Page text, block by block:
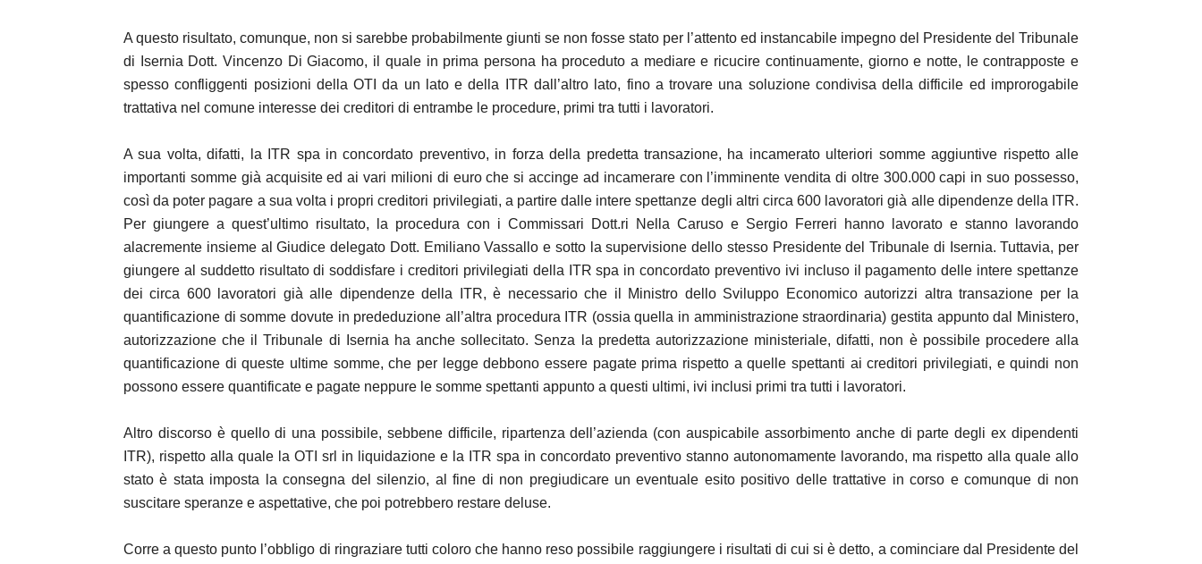
A questo risultato, comunque, non si sarebbe probabilmente giunti se non fosse stato per l’attento ed instancabile impegno del Presidente del Tribunale
di Isernia Dott. Vincenzo Di Giacomo, il quale in prima persona ha proceduto a mediare e ricucire continuamente, giorno e notte, le contrapposte e
spesso confliggenti posizioni della OTI da un lato e della ITR dall’altro lato, fino a trovare una soluzione condivisa della difficile ed improrogabile
trattativa nel comune interesse dei creditori di entrambe le procedure, primi tra tutti i lavoratori.
A sua volta, difatti, la ITR spa in concordato preventivo, in forza della predetta transazione, ha incamerato ulteriori somme aggiuntive rispetto alle
importanti somme già acquisite ed ai vari milioni di euro che si accinge ad incamerare con l’imminente vendita di oltre 300.000 capi in suo possesso,
così da poter pagare a sua volta i propri creditori privilegiati, a partire dalle intere spettanze degli altri circa 600 lavoratori già alle dipendenze della ITR.
Per giungere a quest’ultimo risultato, la procedura con i Commissari Dott.ri Nella Caruso e Sergio Ferreri hanno lavorato e stanno lavorando
alacremente insieme al Giudice delegato Dott. Emiliano Vassallo e sotto la supervisione dello stesso Presidente del Tribunale di Isernia. Tuttavia, per
giungere al suddetto risultato di soddisfare i creditori privilegiati della ITR spa in concordato preventivo ivi incluso il pagamento delle intere spettanze
dei circa 600 lavoratori già alle dipendenze della ITR, è necessario che il Ministro dello Sviluppo Economico autorizzi altra transazione per la
quantificazione di somme dovute in prededuzione all’altra procedura ITR (ossia quella in amministrazione straordinaria) gestita appunto dal Ministero,
autorizzazione che il Tribunale di Isernia ha anche sollecitato. Senza la predetta autorizzazione ministeriale, difatti, non è possibile procedere alla
quantificazione di queste ultime somme, che per legge debbono essere pagate prima rispetto a quelle spettanti ai creditori privilegiati, e quindi non
possono essere quantificate e pagate neppure le somme spettanti appunto a questi ultimi, ivi inclusi primi tra tutti i lavoratori.
Altro discorso è quello di una possibile, sebbene difficile, ripartenza dell’azienda (con auspicabile assorbimento anche di parte degli ex dipendenti
ITR), rispetto alla quale la OTI srl in liquidazione e la ITR spa in concordato preventivo stanno autonomamente lavorando, ma rispetto alla quale allo
stato è stata imposta la consegna del silenzio, al fine di non pregiudicare un eventuale esito positivo delle trattative in corso e comunque di non
suscitare speranze e aspettative, che poi potrebbero restare deluse.
Corre a questo punto l’obbligo di ringraziare tutti coloro che hanno reso possibile raggiungere i risultati di cui si è detto, a cominciare dal Presidente del